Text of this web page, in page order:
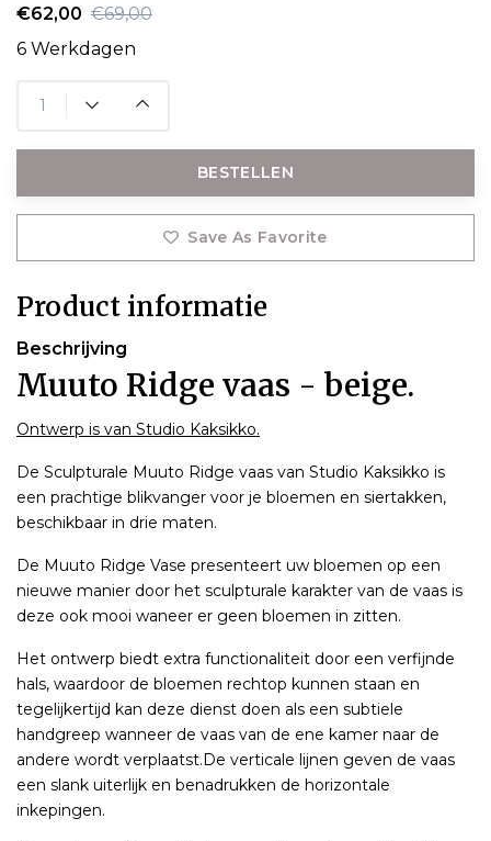
€62,00 €69,00
6 Werkdagen
BESTELLEN
Save As Favorite
Product informatie
Beschrijving
Muuto Ridge vaas - beige.
Ontwerp is van Studio Kaksikko.
De Sculpturale Muuto Ridge vaas van Studio Kaksikko is
een prachtige blikvanger voor je bloemen en siertakken,
beschikbaar in drie maten.
De Muuto Ridge Vase presenteert uw bloemen op een
nieuwe manier door het sculpturale karakter van de vaas is
deze ook mooi waneer er geen bloemen in zitten.
Het ontwerp biedt extra functionaliteit door een verfijnde
hals, waardoor de bloemen rechtop kunnen staan en
tegelijkertijd kan deze dienst doen als een subtiele
handgreep wanneer de vaas van de ene kamer naar de
andere wordt verplaatst.De verticale lijnen geven de vaas
een slank uiterlijk en benadrukken de horizontale
inkepingen.